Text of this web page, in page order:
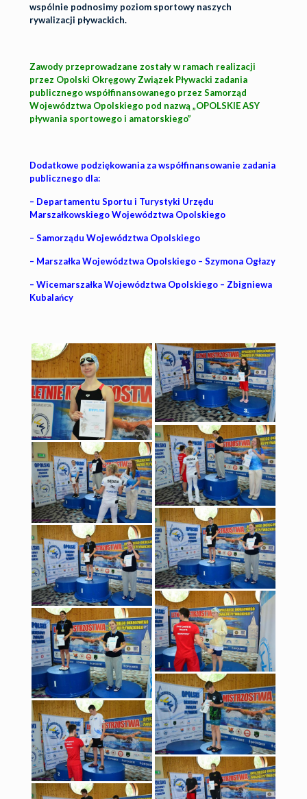
wspólnie podnosimy poziom sportowy naszych
rywalizacji pływackich.
Zawody przeprowadzane zostały w ramach realizacji
przez Opolski Okręgowy Związek Pływacki zadania
publicznego współfinansowanego przez Samorząd
Województwa Opolskiego pod nazwą „OPOLSKIE ASY
pływania sportowego i amatorskiego”
Dodatkowe podziękowania za współfinansowanie zadania
publicznego dla:
– Departamentu Sportu i Turystyki Urzędu
Marszałkowskiego Województwa Opolskiego
– Samorządu Województwa Opolskiego
– Marszałka Województwa Opolskiego – Szymona Ogłazy
– Wicemarszałka Województwa Opolskiego – Zbigniewa
Kubalańcy